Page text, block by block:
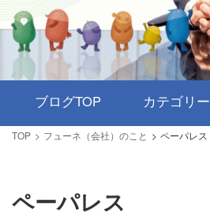
ブログTOP カテゴリー
TOP フューネ（会社）のこと ペーパレス
ペーパレス